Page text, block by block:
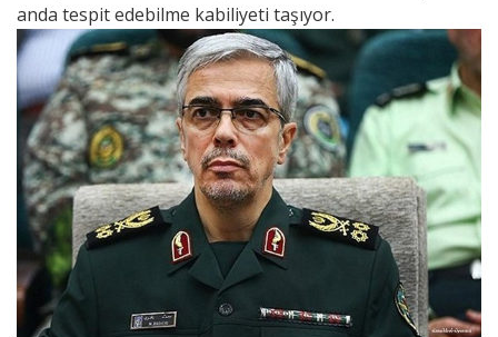
anda tespit edebilme kabiliyeti taşıyor.